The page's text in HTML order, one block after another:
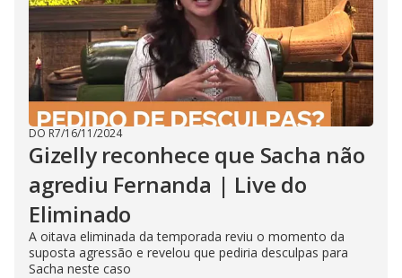
DO R7/16/11/2024
Gizelly reconhece que Sacha não
agrediu Fernanda | Live do
Eliminado
A oitava eliminada da temporada reviu o momento da
suposta agressão e revelou que pediria desculpas para
Sacha neste caso